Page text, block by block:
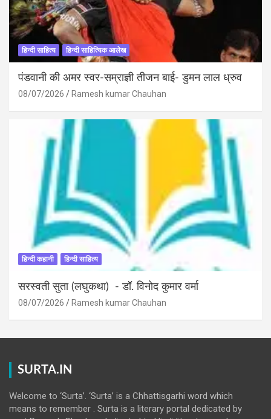
हिन्दी साहित्य हिन्दी साहित्यिक आलेख
पंडवानी की अमर स्वर-सम्राज्ञी तीजन बाई- डुमन लाल ध्रुव
08/07/2026 Ramesh kumar Chauhan
हिन्दी कहानी हिन्दी साहित्य
सरस्वती सुता (लघुकथा) ​- डॉ. विनोद कुमार वर्मा
08/07/2026 Ramesh kumar Chauhan
SURTA.IN
Welcome to ‘Surta’. ‘Surta’ is a Chhattisgarhi word which
means to remember . Surta is a literary portal dedicated by